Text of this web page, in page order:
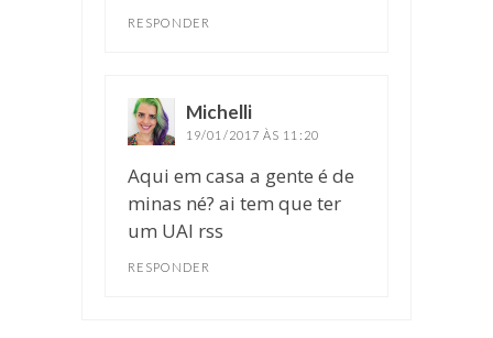
RESPONDER
Michelli
19/01/2017 ÀS 11:20
Aqui em casa a gente é de
minas né? ai tem que ter
um UAI rss
RESPONDER